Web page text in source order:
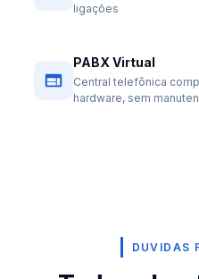
ligações
PABX Virtual
Central telefônica
hardware, sem
DUVIDAS